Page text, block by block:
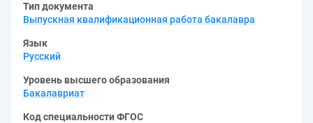
Тип документа
Выпускная квалификационная работа бакалавра
Язык
Русский
Уровень высшего образования
Бакалавриат
Код специальности ФГОС